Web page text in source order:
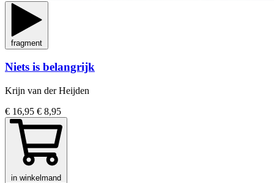
fragment
Niets is belangrijk
Krijn van der Heijden
€ 16,95 € 8,95
in winkelmand